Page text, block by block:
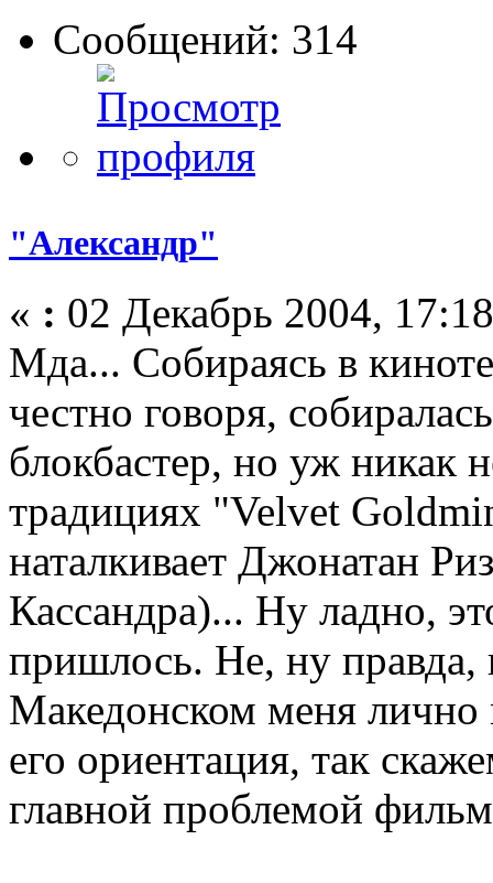
Сообщений: 314
"Александр"
« : 02 Декабрь 2004,
Мда... Собираясь в
честно говоря,
блокбастер, но уж никак
традициях "Velvet
наталкивает Джонатан
Кассандра)... Ну ладно,
пришлось. Не, ну правда,
Македонском меня лично
его ориентация, так
главной проблемой